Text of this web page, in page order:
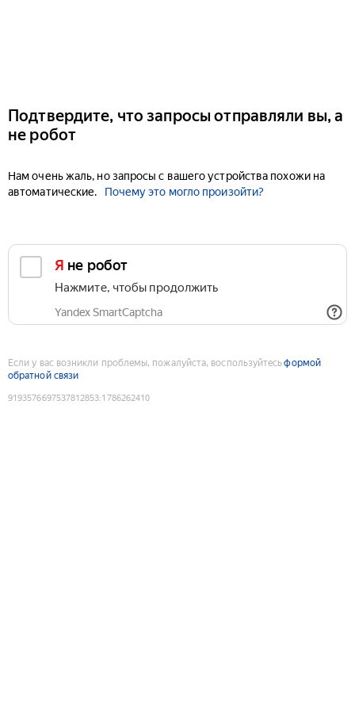
Подтвердите, что запросы отправляли вы, а
не робот
Нам очень жаль, но запросы с вашего устройства похожи на
автоматические.
Почему это могло произойти?
Я не робот
Нажмите, чтобы продолжить
Yandex SmartCaptcha
Если у вас возникли проблемы, пожалуйста, воспользуйтесьформой
обратной связи
9193576697537812853:1786262410